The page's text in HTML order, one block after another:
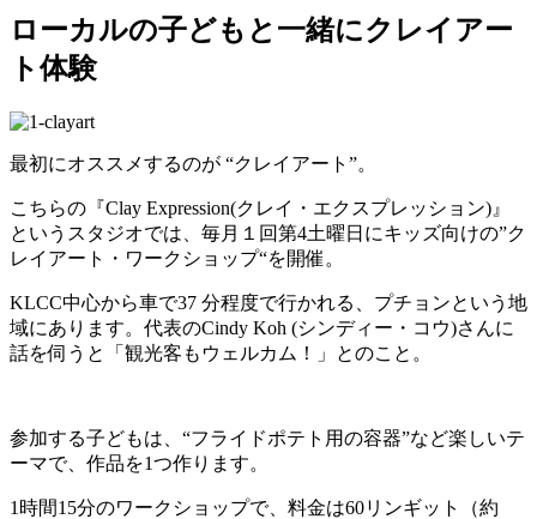
ローカルの子どもと一緒にクレイアー
ト体験
最初にオススメするのが “クレイアート”。
こちらの『Clay Expression(クレイ・エクスプレッション)』
というスタジオでは、毎月１回第4土曜日にキッズ向けの”ク
レイアート・ワークショップ“を開催。
KLCC中心から車で37 分程度で行かれる、プチョンという地
域にあります。代表のCindy Koh (シンディー・コウ)さんに
話を伺うと「観光客もウェルカム！」とのこと。
参加する子どもは、“フライドポテト用の容器”など楽しいテ
ーマで、作品を1つ作ります。
1時間15分のワークショップで、料金は60リンギット（約